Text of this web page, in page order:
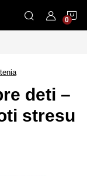
deti –
stresu